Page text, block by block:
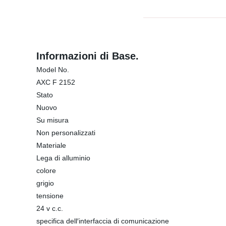
Informazioni di Base.
Model No.
AXC F 2152
Stato
Nuovo
Su misura
Non personalizzati
Materiale
Lega di alluminio
colore
grigio
tensione
24 v c.c.
specifica dell′interfaccia di comunicazione